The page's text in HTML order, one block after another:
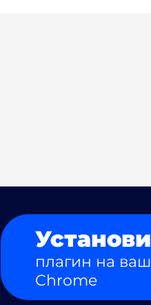
Установи
плагин на ваш
Chrome